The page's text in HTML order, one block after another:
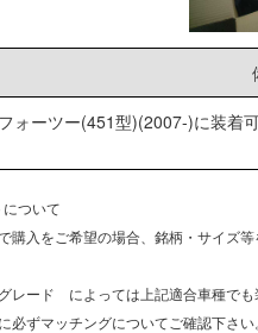
ォーツー(451型)(2007-)に装着可
ついて
購入をご希望の場合、銘柄・サイズ等
レード によっては上記適合車種で
必ずマッチングについてご確認下さ